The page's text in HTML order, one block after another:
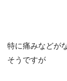
特に痛みなどが
そうですが